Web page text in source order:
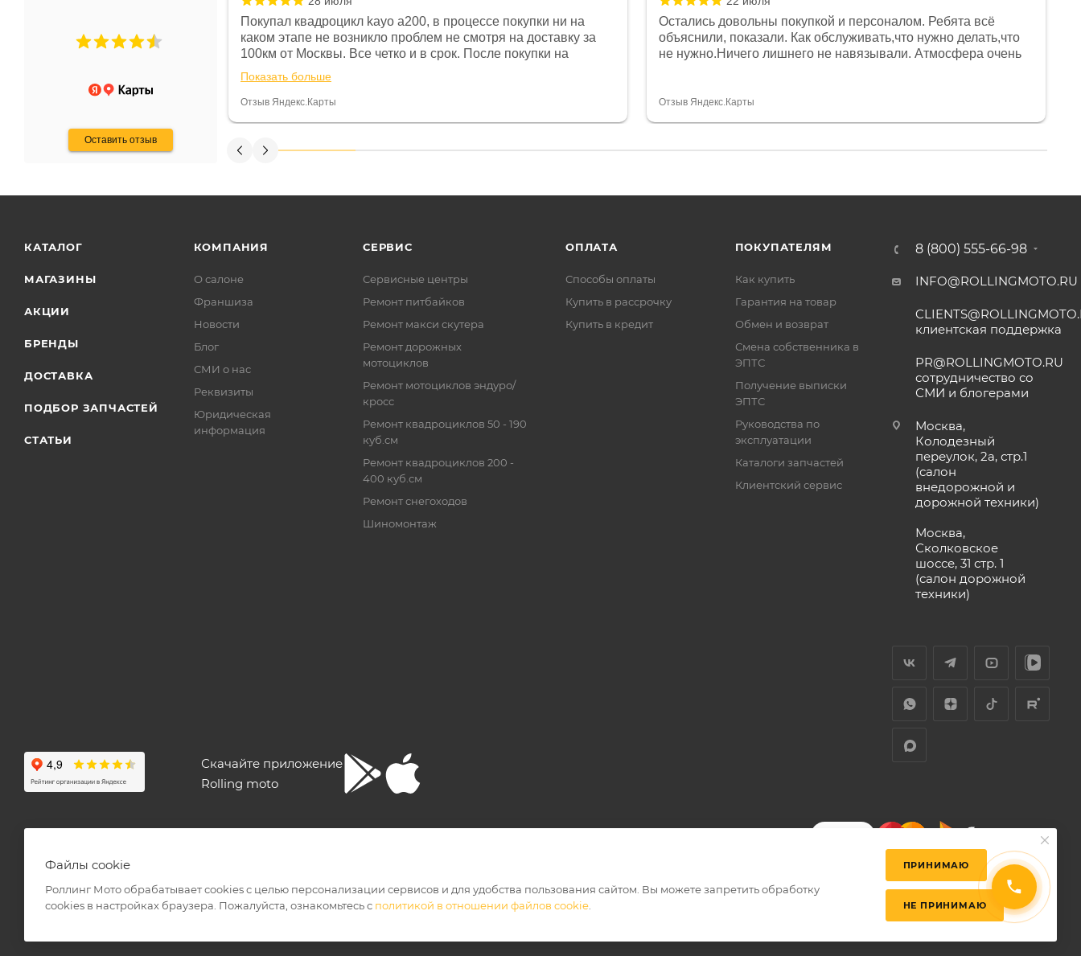
Оставить отзыв
Не понравились условия
и дают только на год)
Покупал квадроцикл kayo a200, в процессе покупки ни на
каком этапе не возникло проблем не смотря на доставку за
100км от Москвы. Все четко и в срок. После покупки на
спидометре всегда был 0, при этом представители магазина
постоянно были на связи и в итоге проблема была решена.
Считаю, что это говорит о небезразличии к клиенту после
Показать больше
Отзыв Яндекс.Карты
Остались довольны покупкой и персоналом. Ребята всё
объяснили, показали. Как обслуживать,что нужно делать,что
не нужно.Ничего лишнего не навязывали. Атмосфера очень
огромное спасибо Дмитрию, за клиентоориентированность и
Отзыв Яндекс.Карты
КАТАЛОГ
МАГАЗИНЫ
АКЦИИ
БРЕНДЫ
ДОСТАВКА
ПОДБОР ЗАПЧАСТЕЙ
СТАТЬИ
КОМПАНИЯ
О салоне
Франшиза
Новости
Блог
СМИ о нас
Реквизиты
Юридическая
информация
СЕРВИС
Сервисные центры
Ремонт питбайков
Ремонт макси скутера
Ремонт дорожных
мотоциклов
Ремонт мотоциклов эндуро/
кросс
Ремонт квадроциклов 50 - 190
куб.см
Ремонт квадроциклов 200 -
400 куб.см
Ремонт снегоходов
Шиномонтаж
ОПЛАТА
Способы оплаты
Купить в рассрочку
Купить в кредит
ПОКУПАТЕЛЯМ
Как купить
Гарантия на товар
Обмен и возврат
Смена собственника в
ЭПТС
Получение выписки
ЭПТС
Руководства по
эксплуатации
Каталоги запчастей
Клиентский сервис
8 (800) 555-66-98
INFO@ROLLINGMOTO.RU
клиентская поддержка
PR@ROLLINGMOTO.RU
сотрудничество со
СМИ и блогерами
Москва,
Колодезный
переулок, 2а, стр.1
(салон
внедорожной и
дорожной техники)
Москва,
Сколковское
шоссе, 31 стр. 1
(салон дорожной
техники)
Скачайте приложение
Rolling moto
ПОЛЬЗОВАТЕЛЬСКОЕ СОГЛАШЕНИЕПУБЛИЧНАЯ ОФЕРТАПОЛИТИКА КОНФИДЕНЦИАЛЬНОСТИ
Файлы cookie
Роллинг Мото обрабатывает сookies с целью персонализации сервисов и для удобства пользования сайтом. Вы можете запретить обработку
сookies в настройках браузера. Пожалуйста, ознакомьтесь с политикой в отношении файлов cookie
ПРИНИМАЮ
НЕ ПРИНИМАЮ